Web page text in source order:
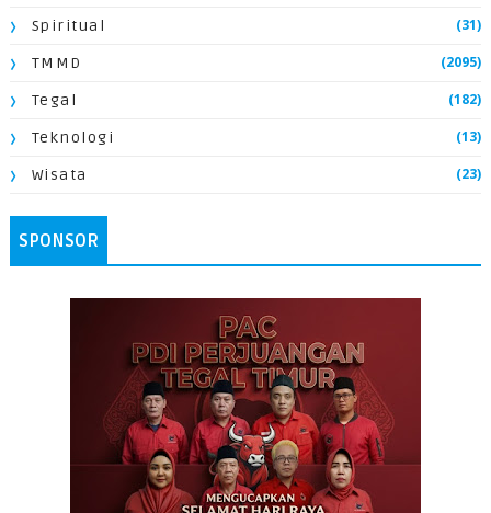
Spiritual (31)
TMMD (2095)
Tegal (182)
Teknologi (13)
Wisata (23)
SPONSOR